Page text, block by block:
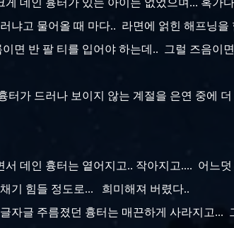
냐고 물어올 때 마다.. 라면에 얽힌 해프닝을
면 반 팔 티를 입어야 하는데.. 그럴 즈음이
가 드러나 보이지 않는 계절을 은연 중에
데인 흉터는 옅어지고.. 작아지고.... 어느
기 힘들 정도로... 희미해져 버렸다..
자글 주름졌던 흉터는 매끈하게 사라지고...